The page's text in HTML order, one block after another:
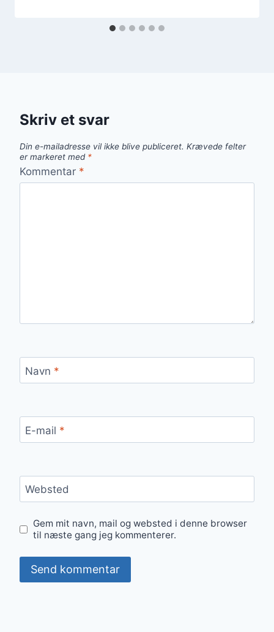
Skriv et svar
Din e-mailadresse vil ikke blive publiceret. Krævede felter
er markeret med *
Kommentar *
Navn *
E-mail *
Websted
Gem mit navn, mail og websted i denne browser
til næste gang jeg kommenterer.